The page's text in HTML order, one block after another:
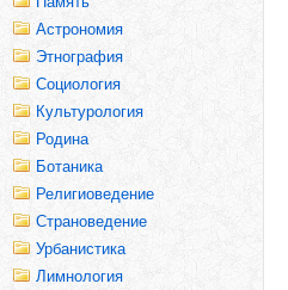
Астрономия
Этнография
Социология
Культурология
Родина
Ботаника
Религиоведение
Страноведение
Урбанистика
Лимнология